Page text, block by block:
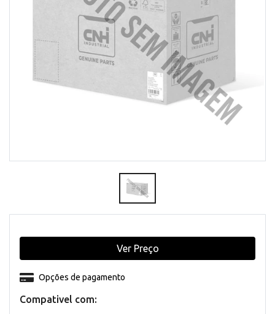
Compativel com:
Opções de pagamento
Ver Preço